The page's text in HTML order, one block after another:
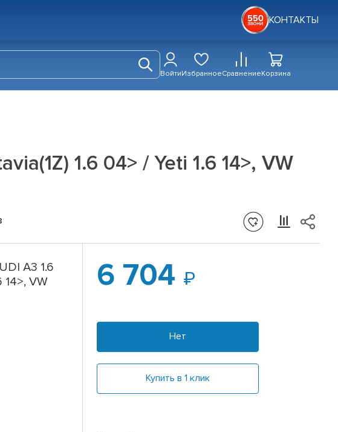
КОНТАКТЫ
ВойтиИзбранноеСравнениеКорзина
1.6 04> / Yeti 1.6 14>, VW
A3 1.6
14>, VW
6 704
Нет
Купить в 1 клик